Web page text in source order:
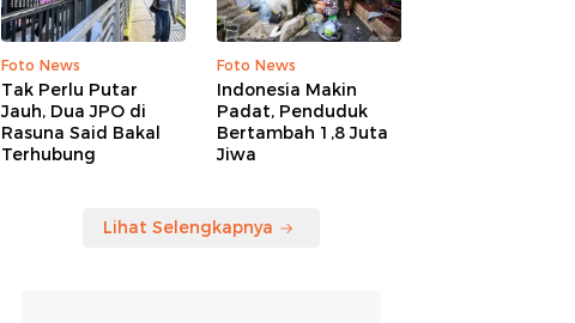
Foto News
Tak Perlu Putar
Jauh, Dua JPO di
Rasuna Said Bakal
Terhubung
Foto News
Indonesia Makin
Padat, Penduduk
Bertambah 1,8 Juta
Jiwa
Lihat Selengkapnya